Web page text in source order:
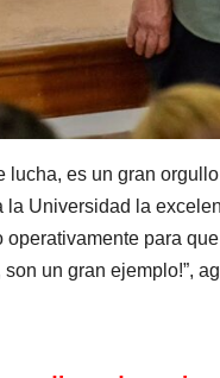
lucha, es un gran
la Universidad la
para
un gran ejemplo!”,